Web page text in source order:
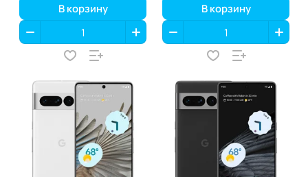
В корзину В корзину